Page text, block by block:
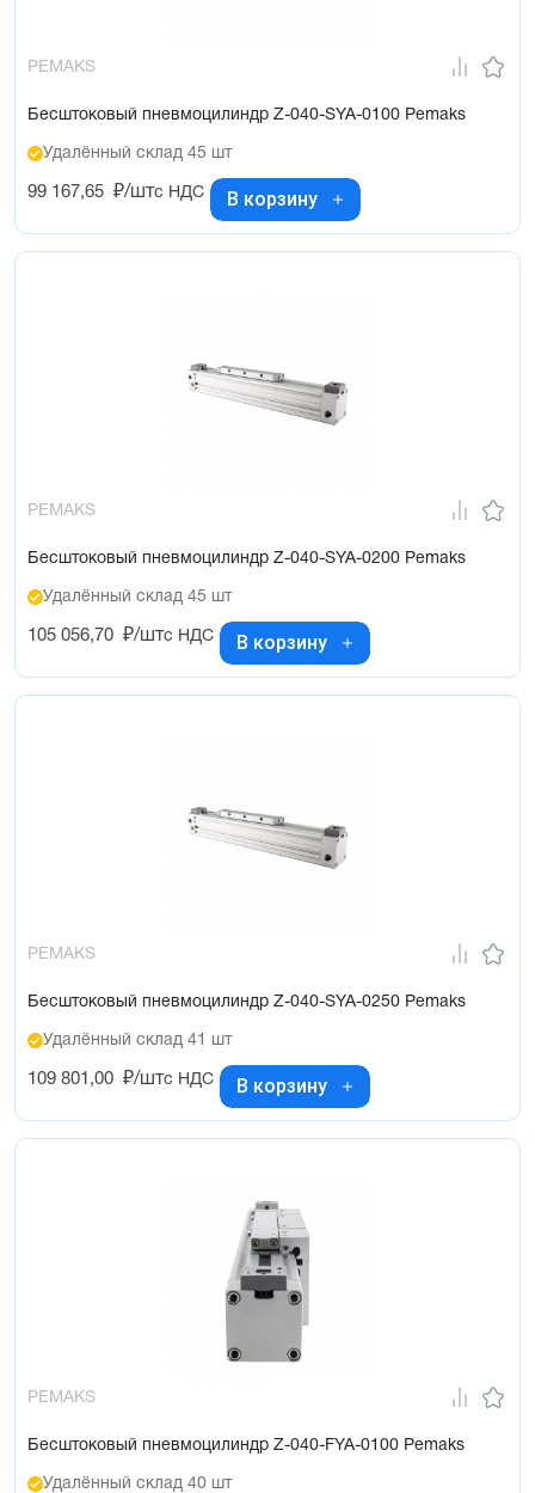
PEMAKS
Бесштоковый пневмоцилиндр Z-040-SYA-0100 Pemaks
Удалённый склад 45 шт
99 167,65 ₽/штс НДС В корзину
PEMAKS
Бесштоковый пневмоцилиндр Z-040-SYA-0200 Pemaks
Удалённый склад 45 шт
105 056,70 ₽/штс НДС В корзину
PEMAKS
Бесштоковый пневмоцилиндр Z-040-SYA-0250 Pemaks
Удалённый склад 41 шт
109 801,00 ₽/штс НДС В корзину
PEMAKS
Бесштоковый пневмоцилиндр Z-040-FYA-0100 Pemaks
Удалённый склад 40 шт